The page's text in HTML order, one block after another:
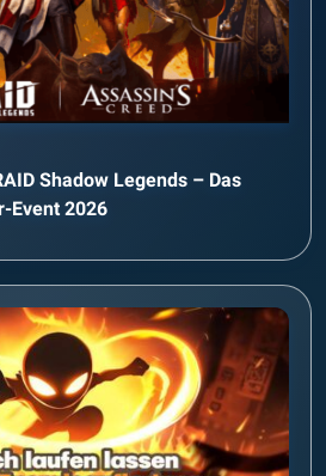
Shadow Legends – Das
Event 2026